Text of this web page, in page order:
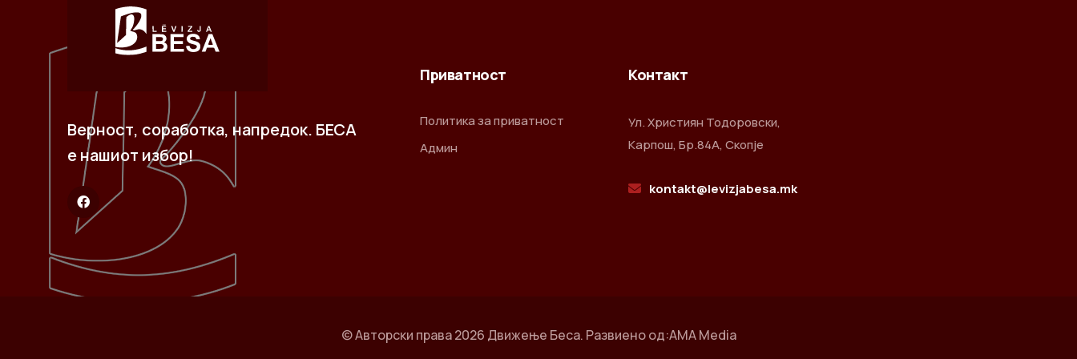
Верност, соработка, напредок. БЕСА
е нашиот избор!
Приватност
Политика за приватност
Админ
Контакт
Ул. Християн Тодоровски,
Карпош, Бр.84А, Скопје
kontakt@levizjabesa.mk
© Авторски права2026 Движење Беса. Развиено од:AMA Media